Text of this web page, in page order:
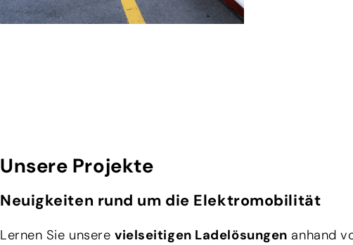
Unsere Projekte
Neuigkeiten rund um die Elektromobilität
Lernen Sie unsere vielseitigen Ladelösungen anhand